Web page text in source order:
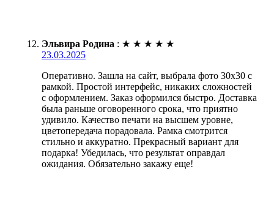
Эльвира Родина : ★ ★ ★ ★ ★
23.03.2025
Оперативно. Зашла на сайт, выбрала фото 30х30 с
рамкой. Простой интерфейс, никаких сложностей
с оформлением. Заказ оформился быстро. Доставка
была раньше оговоренного срока, что приятно
удивило. Качество печати на высшем уровне,
цветопередача порадовала. Рамка смотрится
стильно и аккуратно. Прекрасный вариант для
подарка! Убедилась, что результат оправдал
ожидания. Обязательно закажу еще!